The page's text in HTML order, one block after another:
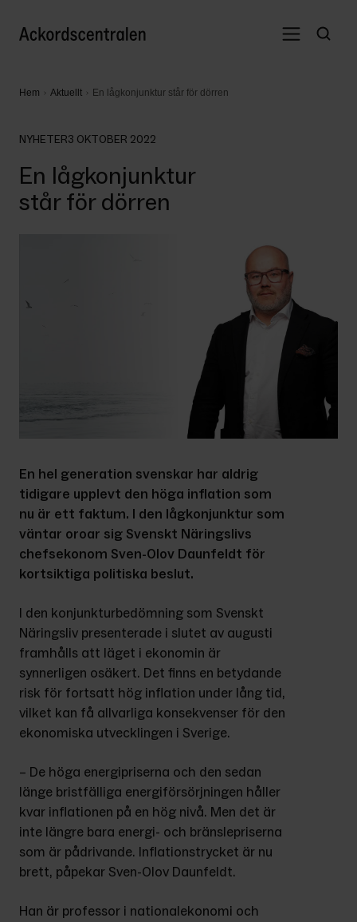
Hem Aktuellt En lågkonjunktur står för dörren
NYHETER3 OKTOBER 2022
En lågkonjunktur
står för dörren
En hel generation svenskar har aldrig
tidigare upplevt den höga inflation som
nu är ett faktum. I den lågkonjunktur som
väntar oroar sig Svenskt Näringslivs
chefsekonom Sven-Olov Daunfeldt för
kortsiktiga politiska beslut.
I den konjunkturbedömning som Svenskt
Näringsliv presenterade i slutet av augusti
framhålls att läget i ekonomin är
synnerligen osäkert. Det finns en betydande
risk för fortsatt hög inflation under lång tid,
vilket kan få allvarliga konsekvenser för den
ekonomiska utvecklingen i Sverige.
– De höga energipriserna och den sedan
länge bristfälliga energiförsörjningen håller
kvar inflationen på en hög nivå. Men det är
inte längre bara energi- och bränslepriserna
som är pådrivande. Inflationstrycket är nu
brett, påpekar Sven-Olov Daunfeldt.
Han är professor i nationalekonomi och